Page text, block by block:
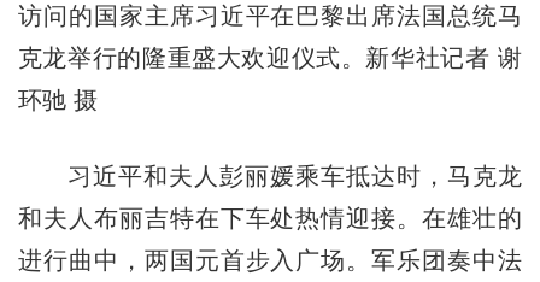
访问的国家主席习近平在巴黎出席法国总统马
克龙举行的隆重盛大欢迎仪式。新华社记者 谢
环驰 摄
习近平和夫人彭丽媛乘车抵达时，马克龙
和夫人布丽吉特在下车处热情迎接。在雄壮的
进行曲中，两国元首步入广场。军乐团奏中法